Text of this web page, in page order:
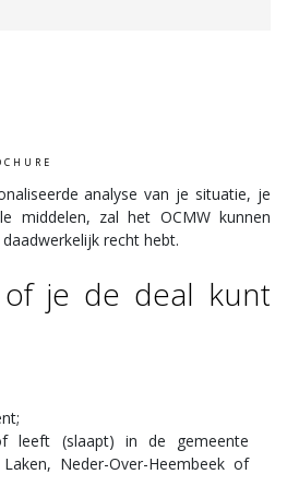
analyse van je situatie, je
middelen, zal het OCMW kunnen
recht hebt.
je de deal kunt
leeft (slaapt) in de gemeente
Neder-Over-Heembeek of